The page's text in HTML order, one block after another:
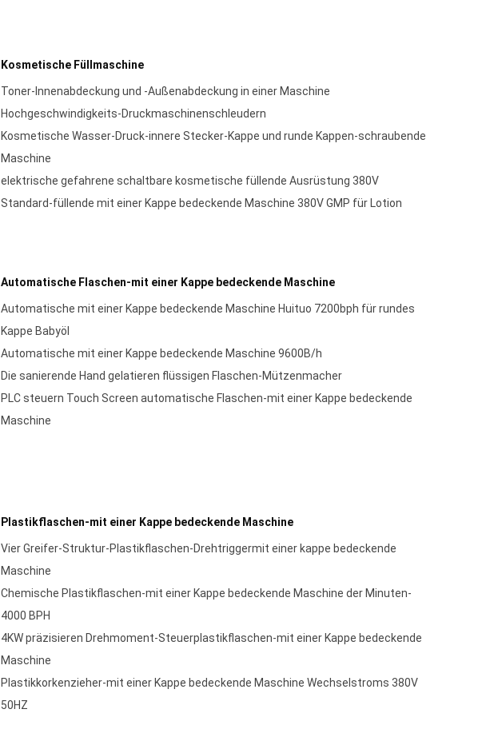
Kosmetische Füllmaschine
Toner-Innenabdeckung und -Außenabdeckung in einer Maschine
Hochgeschwindigkeits-Druckmaschinenschleudern
Kosmetische Wasser-Druck-innere Stecker-Kappe und runde Kappen-schraubende
Maschine
elektrische gefahrene schaltbare kosmetische füllende Ausrüstung 380V
Standard-füllende mit einer Kappe bedeckende Maschine 380V GMP für Lotion
Automatische Flaschen-mit einer Kappe bedeckende Maschine
Automatische mit einer Kappe bedeckende Maschine Huituo 7200bph für rundes
Kappe Babyöl
Automatische mit einer Kappe bedeckende Maschine 9600B/h
Die sanierende Hand gelatieren flüssigen Flaschen-Mützenmacher
PLC steuern Touch Screen automatische Flaschen-mit einer Kappe bedeckende
Maschine
Plastikflaschen-mit einer Kappe bedeckende Maschine
Vier Greifer-Struktur-Plastikflaschen-Drehtriggermit einer kappe bedeckende
Maschine
Chemische Plastikflaschen-mit einer Kappe bedeckende Maschine der Minuten-
4000 BPH
4KW präzisieren Drehmoment-Steuerplastikflaschen-mit einer Kappe bedeckende
Maschine
Plastikkorkenzieher-mit einer Kappe bedeckende Maschine Wechselstroms 380V
50HZ